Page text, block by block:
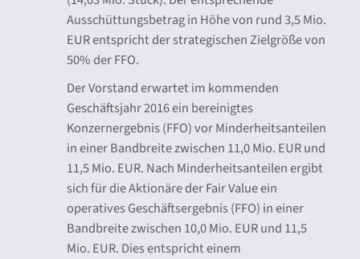
Ausschüttungsbetrag in Höhe von rund 3,5 Mio.
EUR entspricht der strategischen Zielgröße von
50% der FFO.
Der Vorstand erwartet im kommenden
Geschäftsjahr 2016 ein bereinigtes
Konzernergebnis (FFO) vor Minderheitsanteilen
in einer Bandbreite zwischen 11,0 Mio. EUR und
11,5 Mio. EUR. Nach Minderheitsanteilen ergibt
sich für die Aktionäre der Fair Value ein
operatives Geschäftsergebnis (FFO) in einer
Bandbreite zwischen 10,0 Mio. EUR und 11,5
Mio. EUR. Dies entspricht einem